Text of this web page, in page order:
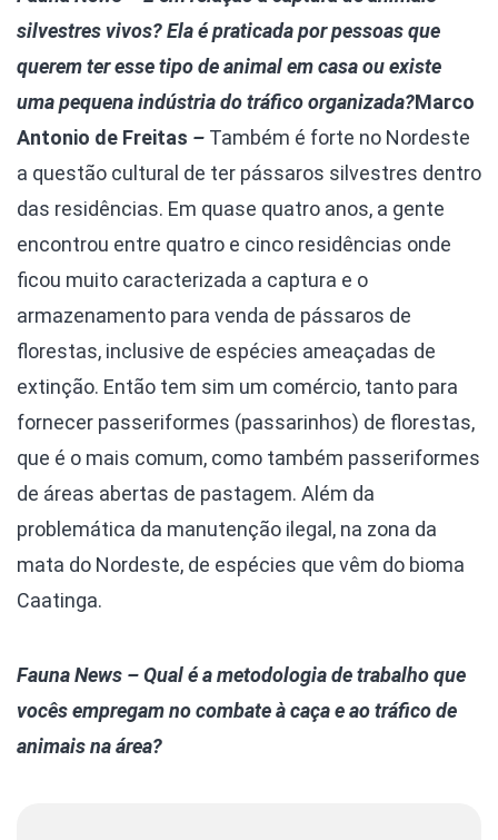
silvestres vivos? Ela é praticada por pessoas que
querem ter esse tipo de animal em casa ou existe
uma pequena indústria do tráfico organizada?Marco
Antonio de Freitas – Também é forte no Nordeste
a questão cultural de ter pássaros silvestres dentro
das residências. Em quase quatro anos, a gente
encontrou entre quatro e cinco residências onde
ficou muito caracterizada a captura e o
armazenamento para venda de pássaros de
florestas, inclusive de espécies ameaçadas de
extinção. Então tem sim um comércio, tanto para
fornecer passeriformes (passarinhos) de florestas,
que é o mais comum, como também passeriformes
de áreas abertas de pastagem. Além da
problemática da manutenção ilegal, na zona da
mata do Nordeste, de espécies que vêm do bioma
Caatinga.
Fauna News –Qual é a metodologia de trabalho que
vocês empregam no combate à caça e ao tráfico de
animais na área?